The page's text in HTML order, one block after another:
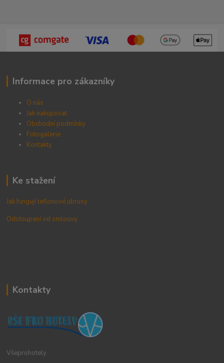
Informace pro zákazníky
O nás
Jak nakupovat
Obchodní podmínky
Fotogalerie
Kontakty
Ke stažení
Jak fungují teflonové ubrusy
Odstoupení od smlouvy
Kontakty
Všeprohotely